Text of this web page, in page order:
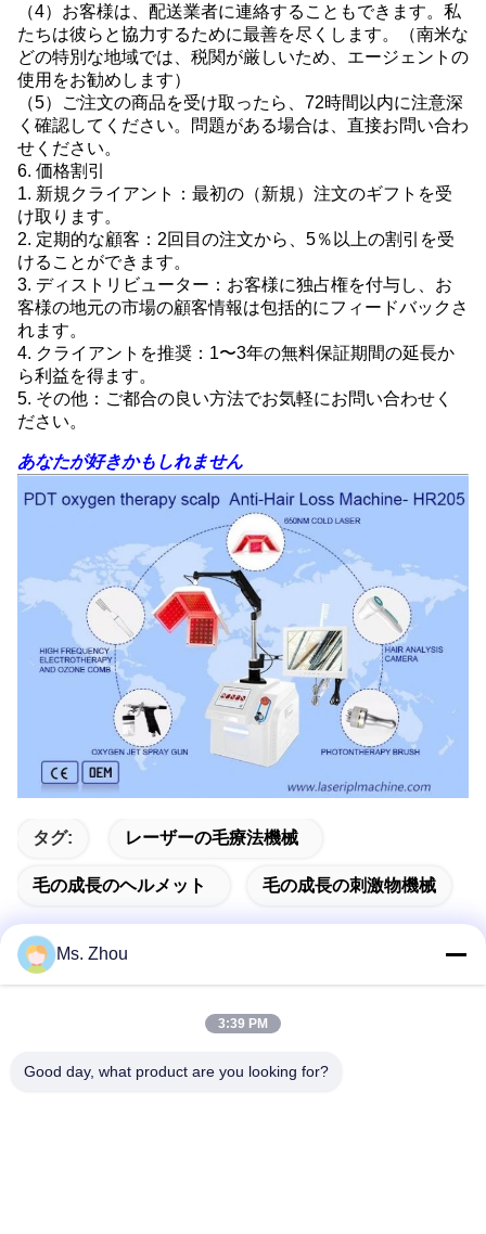
（4）お客様は、配送業者に連絡することもできます。私
たちは彼らと協力するために最善を尽くします。（南米な
どの特別な地域では、税関が厳しいため、エージェントの
使用をお勧めします）
（5）ご注文の商品を受け取ったら、72時間以内に注意深
く確認してください。問題がある場合は、直接お問い合わ
せください。
6. 価格割引
1. 新規クライアント：最初の（新規）注文のギフトを受
け取ります。
2. 定期的な顧客：2回目の注文から、5％以上の割引を受
けることができます。
3. ディストリビューター：お客様に独占権を付与し、お
客様の地元の市場の顧客情報は包括的にフィードバックさ
れます。
4. クライアントを推奨：1〜3年の無料保証期間の延長か
ら利益を得ます。
5. その他：ご都合の良い方法でお気軽にお問い合わせく
ださい。
あなたが好きかもしれません
タグ: レーザーの毛療法機械
毛の成長のヘルメット 毛の成長の刺激物機械
住所
Ms. Zhou
3:39 PM
Good day, what product are you looking for?